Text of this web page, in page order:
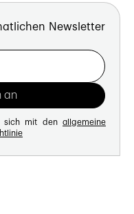
Newsletter
sich mit den allgemeine